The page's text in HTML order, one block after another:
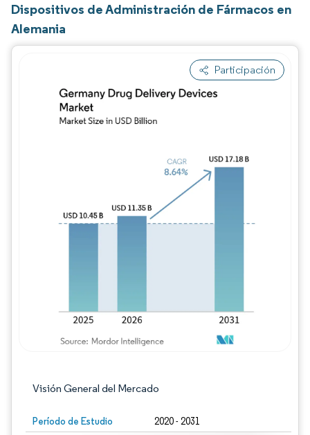
Dispositivos de Administración de Fármacos en
Alemania
Participación
Visión General del Mercado
Período de Estudio 2020 - 2031
Imagen © Mordor Intelligence. El uso